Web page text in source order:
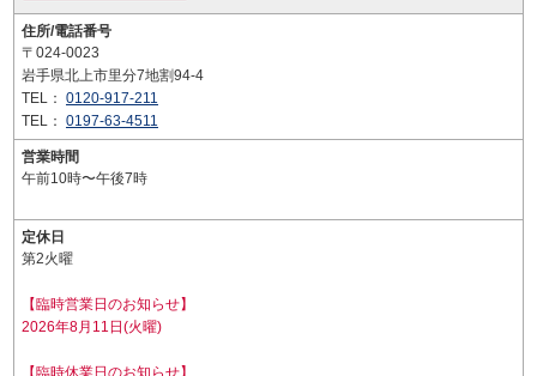
住所/電話番号
〒024-0023
岩手県北上市里分7地割94-4
TEL： 0120-917-211
TEL： 0197-63-4511
営業時間
午前10時〜午後7時
定休日
第2火曜
【臨時営業日のお知らせ】
2026年8月11日(火曜)
【臨時休業日のお知らせ】